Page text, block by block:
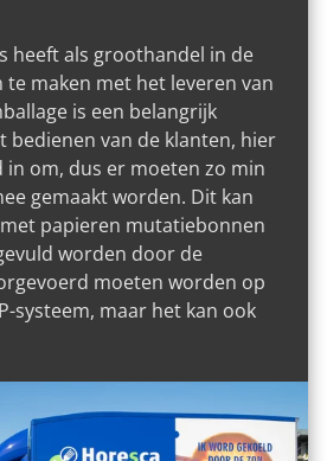
heeft als groothandel in de
te maken met het leveren van
is een belangrijk
bedienen van de klanten, hier
in om, dus er moeten zo min
gemaakt worden. Dit kan
papieren mutatiebonnen
worden door de
moeten worden op
systeem, maar het kan ook